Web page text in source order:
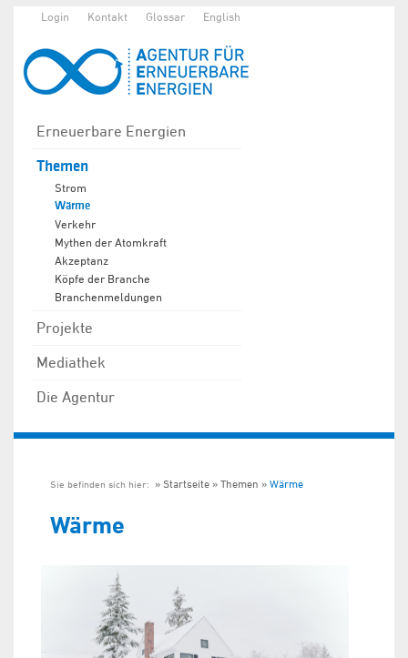
Login Kontakt Glossar English
Erneuerbare Energien
Themen
Strom
Wärme
Verkehr
Mythen der Atomkraft
Akzeptanz
Köpfe der Branche
Branchenmeldungen
Projekte
Mediathek
Die Agentur
Sie befinden sich hier: Startseite Themen Wärme
Wärme